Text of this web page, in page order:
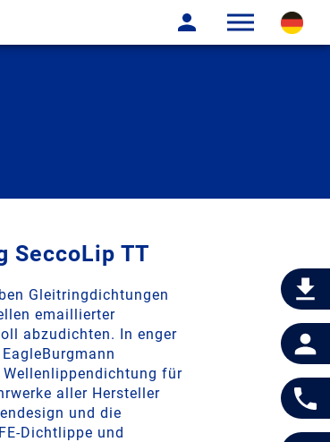
SeccoLip TT
Gleitringdichtungen
emaillierter
abzudichten. In enger
Wellenlippendichtung für
aller Hersteller
und die
Dichtlippe und